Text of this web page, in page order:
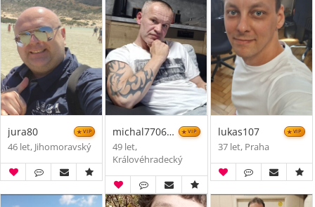
jura80 VIP
46 let, Jihomoravský
michal770626 VIP
49 let,
Královéhradecký
lukas107 VIP
37 let, Praha